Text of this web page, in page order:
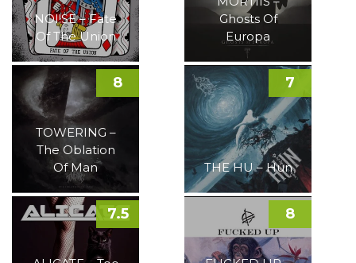
NOI!SE – Fate
Of The Union
Ghosts Of
Europa
TOWERING –
The Oblation
Of Man
8
THE HU – Hun
7
7.5 8